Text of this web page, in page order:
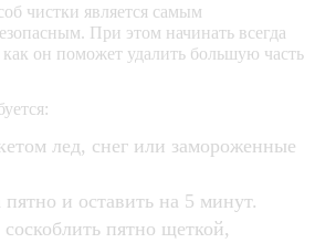
чистки является самым
При этом начинать всегда
как он поможет удалить большую часть
лед, снег или замороженные
и оставить на 5 минут.
пятно щеткой,